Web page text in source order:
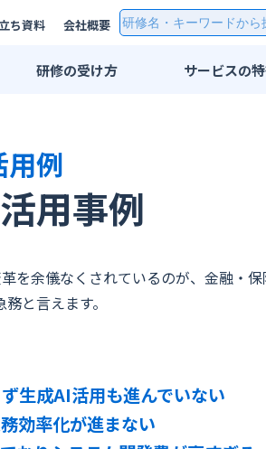
ち資料 会社概要
研修の受け方
法人用スクールサービス
eラーニング
公開講座
推奨PC環境
サービスの
大手企業向
例
用事例
を余儀なくされているのが、金融・
と言えます。
生成AI活用も進んでいない
効率化が進まない